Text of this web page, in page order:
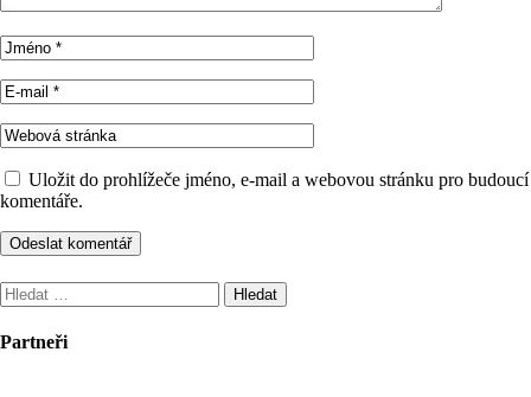
Uložit do prohlížeče jméno, e-mail a webovou stránku pro budoucí
komentáře.
Vyhledávání
Partneři